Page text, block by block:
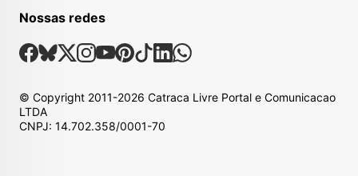
Nossas redes
Nossas Redes Sociais
Facebook
Bsky
X Instagram
Youtube
Pinterest
TiktokLinkedin
Whatsapp
© Copyright 2011-2026 Catraca Livre Portal e Comunicacao
LTDA
CNPJ: 14.702.358/0001-70